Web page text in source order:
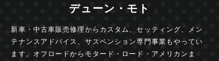
デューン・モト
新車・中古車販売修理からカスタム、セッティング、
メン
テナンスアドバイス、サスペンション専門事業もやってい
ます。オフロードからモタード・ロード・ アメリカンま